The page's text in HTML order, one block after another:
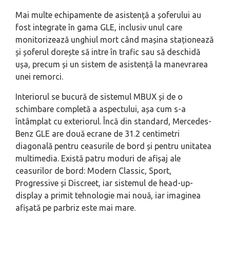
Mai multe echipamente de asistență a șoferului au
fost integrate în gama GLE, inclusiv unul care
monitorizează unghiul mort când mașina staționează
și șoferul dorește să intre în trafic sau să deschidă
ușa, precum și un sistem de asistență la manevrarea
unei remorci.
Interiorul se bucură de sistemul MBUX și de o
schimbare completă a aspectului, așa cum s-a
întâmplat cu exteriorul. Încă din standard, Mercedes-
Benz GLE are două ecrane de 31.2 centimetri
diagonală pentru ceasurile de bord și pentru unitatea
multimedia. Există patru moduri de afișaj ale
ceasurilor de bord: Modern Classic, Sport,
Progressive și Discreet, iar sistemul de head-up-
display a primit tehnologie mai nouă, iar imaginea
afișată pe parbriz este mai mare.